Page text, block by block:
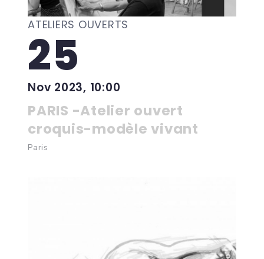
ATELIERS OUVERTS
25
Nov 2023, 10:00
PARIS -Atelier ouvert
croquis-modèle vivant
Paris